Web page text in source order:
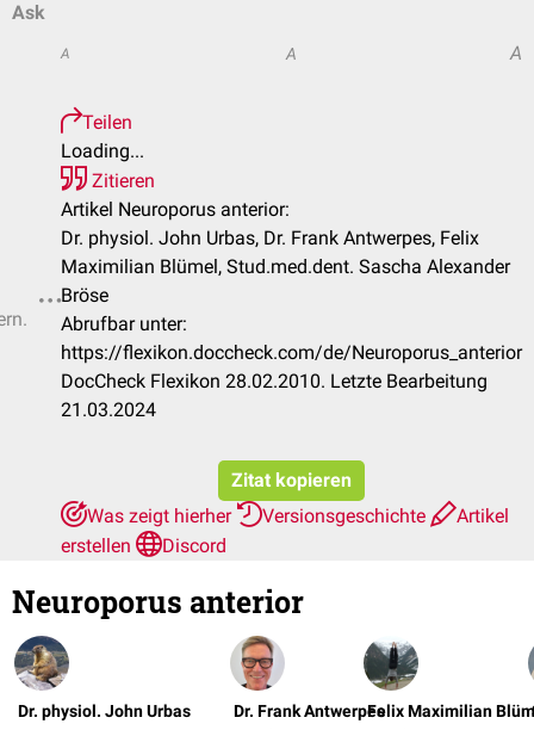
Ask
A A A
Teilen
Loading...
Zitieren
Artikel Neuroporus anterior:
Dr. physiol. John Urbas, Dr. Frank Antwerpes, Felix
Maximilian Blümel, Stud.med.dent. Sascha Alexander
Bröse
Abrufbar unter:
https://flexikon.doccheck.com/de/Neuroporus_anterior
DocCheck Flexikon 28.02.2010. Letzte Bearbeitung
21.03.2024
Zitat kopieren
Was zeigt hierher
Versionsgeschichte
Artikel
erstellen
Discord
Neuroporus anterior
Dr. physiol. John Urbas Dr. Frank AntwerpesFelix Maximilian